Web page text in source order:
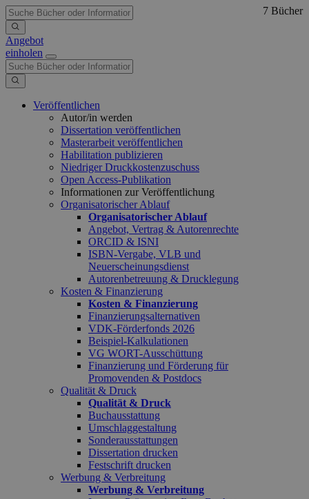
Angebot
einholen
Veröffentlichen
Autor/in werden
Dissertation veröffentlichen
Masterarbeit veröffentlichen
Habilitation publizieren
Niedriger Druckkostenzuschuss
Open Access-Publikation
Informationen zur Veröffentlichung
Organisatorischer Ablauf
Organisatorischer Ablauf
Angebot, Vertrag & Autorenrechte
ORCID & ISNI
ISBN-Vergabe, VLB und
Neuerscheinungsdienst
Autorenbetreuung & Drucklegung
Kosten & Finanzierung
Kosten & Finanzierung
Finanzierungsalternativen
VDK-Förderfonds 2026
Beispiel-Kalkulationen
VG WORT-Ausschüttung
Finanzierung und Förderung für
Promovenden & Postdocs
Qualität & Druck
Qualität & Druck
Buchausstattung
Umschlaggestaltung
Sonderausstattungen
Dissertation drucken
Festschrift drucken
Werbung & Verbreitung
Werbung & Verbreitung
7 Bücher